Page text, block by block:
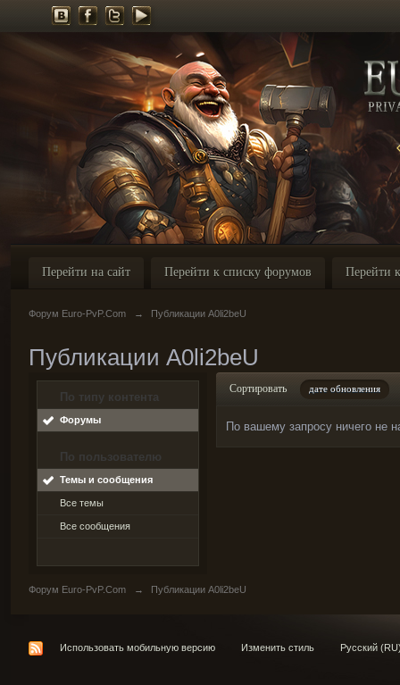
Перейти на сайт Перейти к списку форумов Перейти
Форум Euro-PvP.Com → Публикации A0li2beU
Публикации A0li2beU
По типу контента
Форумы
По пользователю
Темы и сообщения
Все темы
Все сообщения
Сортировать дате обновления
По вашему запросу ничего не
Форум Euro-PvP.Com → Публикации A0li2beU
Использовать мобильную версию Изменить стиль Русский